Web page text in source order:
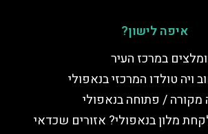
איפה לישון?
במרכז העיר
ויה טולדו המרכזי בנאפולי
מקורה / פתוחה בנאפולי
מלון בנאפולי? אזורים שכדאי